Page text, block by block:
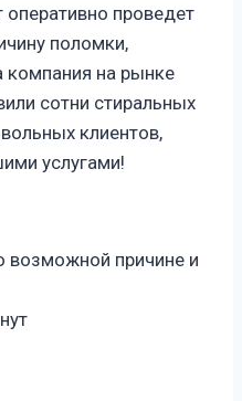
проведет
поломки,
компания на рынке
сотни стиральных
клиентов,
услугами!
возможной причине и